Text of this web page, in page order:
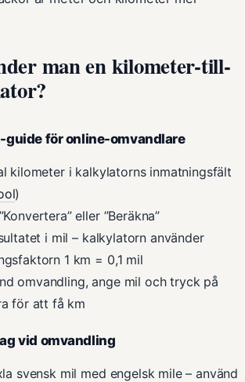
man en kilometer-till-
för online-omvandlare
kilometer i kalkylatorns inmatningsfält
)
eller ”Beräkna”
i mil – kalkylatorn använder
1 km = 0,1 mil
omvandling, ange mil och tryck på
för att få km
vid omvandling
svensk mil med engelsk mile – använd